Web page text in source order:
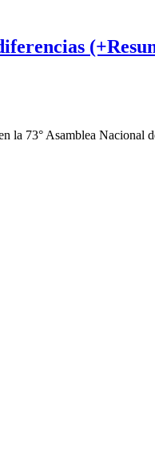
la 73° Asamblea Nacional